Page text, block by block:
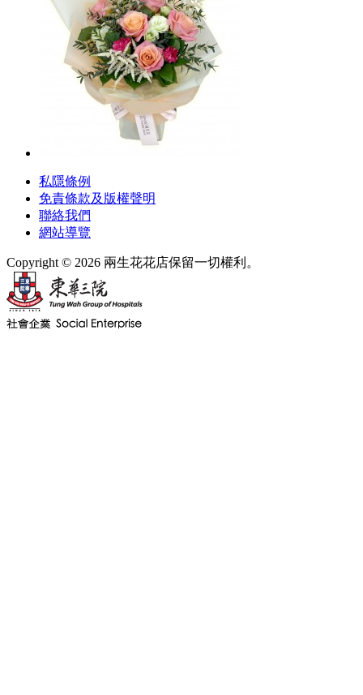
私隱條例
免責條款及版權聲明
聯絡我們
網站導覽
Copyright © 2026 兩生花花店保留一切權利。